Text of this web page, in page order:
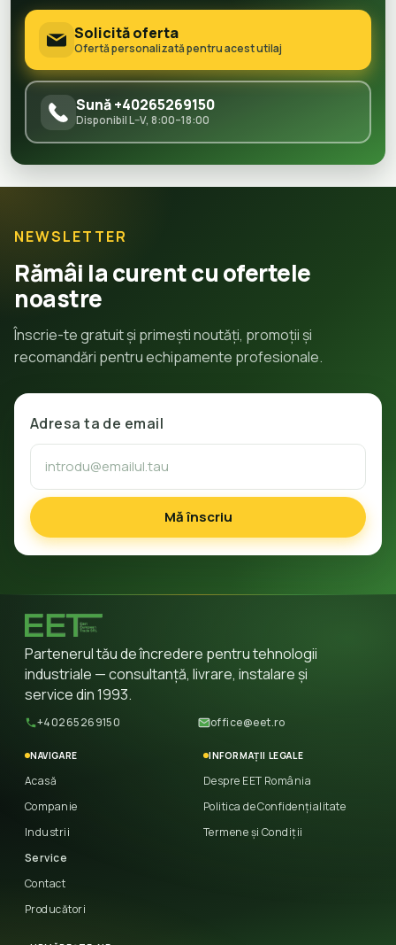
Solicită oferta
Ofertă personalizată pentru acest utilaj
Sună +40265269150
Disponibil L–V, 8:00–18:00
NEWSLETTER
Rămâi la curent cu ofertele
noastre
Înscrie-te gratuit și primești noutăți, promoții și
recomandări pentru echipamente profesionale.
Adresa ta de email
Mă înscriu
Partenerul tău de încredere pentru tehnologii
industriale — consultanță, livrare, instalare și
service din 1993.
+40265269150 office@eet.ro
NAVIGARE
Acasă
Companie
Industrii
Service
Contact
Producători
INFORMAȚII LEGALE
Despre EET România
Politica de Confidențialitate
Termene și Condiții